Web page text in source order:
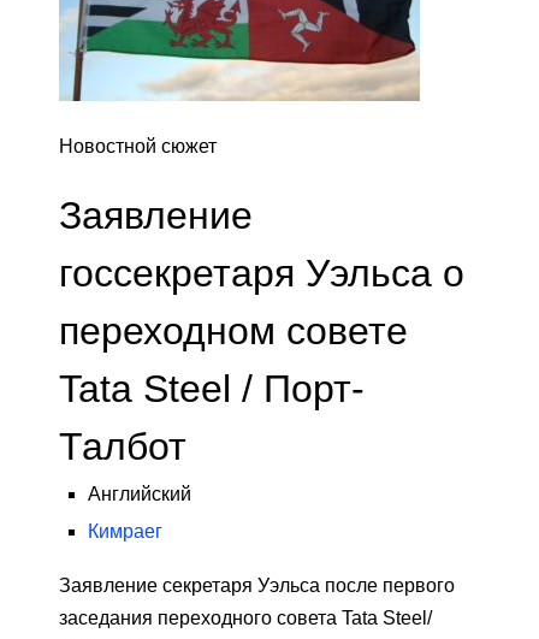
Новостной сюжет
Заявление
госсекретаря Уэльса о
переходном совете
Tata Steel / Порт-
Талбот
Английский
Кимраег
Заявление секретаря Уэльса после первого
заседания переходного совета Tata Steel/